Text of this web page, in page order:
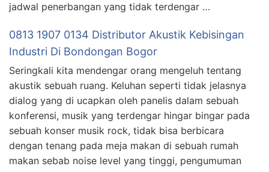
jadwal penerbangan yang tidak terdengar …
0813 1907 0134 Distributor Akustik Kebisingan
Industri Di Bondongan Bogor
Seringkali kita mendengar orang mengeluh tentang
akustik sebuah ruang. Keluhan seperti tidak jelasnya
dialog yang di ucapkan oleh panelis dalam sebuah
konferensi, musik yang terdengar hingar bingar pada
sebuah konser musik rock, tidak bisa berbicara
dengan tenang pada meja makan di sebuah rumah
makan sebab noise level yang tinggi, pengumuman